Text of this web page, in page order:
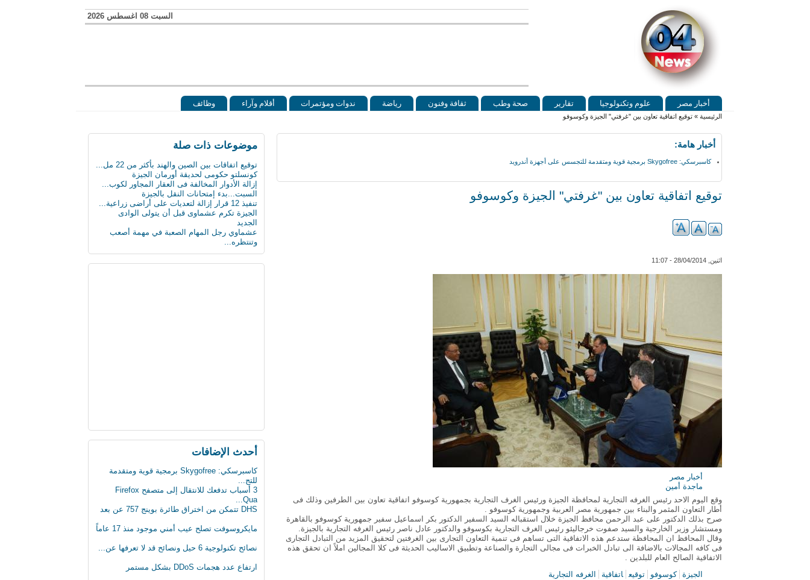
السبت 08 اغسطس 2026
القائمة الرئيسية
أخبار مصر علوم وتكنولوجيا تقارير صحة وطب ثقافة وفنون رياضة ندوات ومؤتمرات أقلام وآراء
وظائف
أنت هناالرئيسية» توقيع اتفاقية تعاون بين "غرفتي" الجيزة وكوسوفو
أخبار هامة:
كاسبرسكي: Skygofree برمجية قوية ومتقدمة للتجسس على أجهزة أندرويد
توقيع اتفاقية تعاون بين "غرفتي" الجيزة وكوسوفو
اثنين, 28/04/2014 - 11:07
أخبار مصر
ماجدة أمين
وقع اليوم الاحد رئيس الغرفه التجارية لمحافظة الجيزة ورئيس الغرف التجارية بجمهورية كوسوفو اتفاقية تعاون بين الطرفين وذلك فى
أطار التعاون المثمر والبناء بين جمهورية مصر العربية وجمهورية كوسوفو .
صرح بذلك الدكتور على عبد الرحمن محافظ الجيزة خلال استقباله السيد السفير الدكتور بكر اسماعيل سفير جمهورية كوسوفو بالقاهرة
ومستشار وزير الخارجية والسيد صفوت خرجاليئو رئيس الغرف التجارية بكوسوفو والدكتور عادل ناصر رئيس الغرفه التجارية بالجيزة.
وقال المحافظ ان المحافظة ستدعم هذه الاتفاقية التى تساهم فى تنمية التعاون التجارى بين الغرفتين لتحقيق المزيد من التبادل التجارى
فى كافه المجالات بالاضافة الى تبادل الخبرات فى مجالى التجارة والصناعة وتطبيق الاساليب الحديثة فى كلا المجالين املاً ان تحقق هذه
الاتفاقية الصالح العام للبلدين .
الجيزة
كوسوفو توقيع اتفاقية
الغرفه التجارية
موضوعات ذات صلة
توقيع اتفاقات بين الصين والهند بأكثر من 22 مل...
كونسلتو حكومى لحديقة أورمان الجيزة
إزالة الأدوار المخالفة فى العقار المجاور لكوب...
السبت...بدء إمتحانات النقل بالجيزة
تنفيذ 12 قرار إزالة لتعديات على أراضى زراعية...
الجيزة تكرم عشماوى قبل أن يتولى الوادى
الجديد
عشماوي رجل المهام الصعبة في مهمة أصعب
وتنتظره...
أحدث اﻹضافات
كاسبرسكي: Skygofree برمجية قوية ومتقدمة
للتج...
3 أسباب تدفعك للانتقال إلى متصفح Firefox
Qua...
DHS تتمكن من اختراق طائرة بوينج 757 عن بعد
مايكروسوفت تصلح عيب أمني موجود منذ 17 عاماً
نصائح تكنولوجية 6 حيل ونصائح قد لا تعرفها عن...
ارتفاع عدد هجمات DDoS بشكل مستمر